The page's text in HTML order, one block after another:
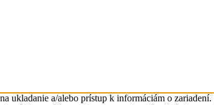
ukladanie a/alebo prístup k informáciám o